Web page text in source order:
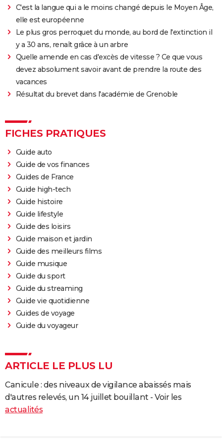
C'est la langue qui a le moins changé depuis le Moyen Âge,
elle est européenne
Le plus gros perroquet du monde, au bord de l'extinction il
y a 30 ans, renaît grâce à un arbre
Quelle amende en cas d'excès de vitesse ? Ce que vous
devez absolument savoir avant de prendre la route des
vacances
Résultat du brevet dans l'académie de Grenoble
FICHES PRATIQUES
Guide auto
Guide de vos finances
Guides de France
Guide high-tech
Guide histoire
Guide lifestyle
Guide des loisirs
Guide maison et jardin
Guide des meilleurs films
Guide musique
Guide du sport
Guide du streaming
Guide vie quotidienne
Guides de voyage
Guide du voyageur
ARTICLE LE PLUS LU
Canicule : des niveaux de vigilance abaissés mais
d'autres relevés, un 14 juillet bouillant - Voir les
actualités